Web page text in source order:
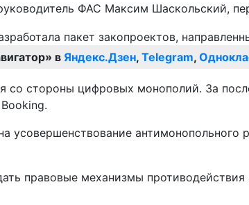
ФАС Максим Шаскольский,
в Яндекс.Дзен, Telegram,
со стороны цифровых монополий. За
усовершенствование антимонопольного
правовые механизмы